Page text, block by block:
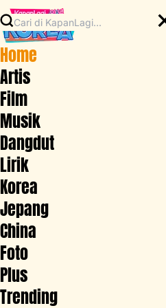
Home
Artis
Film
Musik
Dangdut
Lirik
Korea
Jepang
China
Foto
Plus
Trending